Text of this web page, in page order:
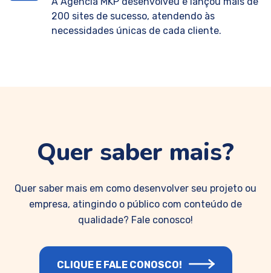
200 sites de sucesso, atendendo às
necessidades únicas de cada cliente.
Quer saber mais?
Quer saber mais em como desenvolver seu projeto ou
empresa, atingindo o público com conteúdo de
qualidade? Fale conosco!
CLIQUE E FALE CONOSCO!